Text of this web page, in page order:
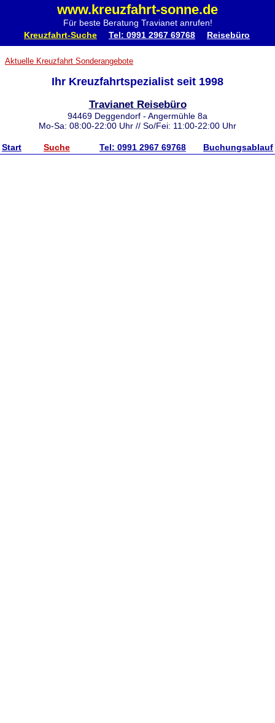
www.kreuzfahrt-sonne.de
Für beste Beratung Travianet anrufen!
Kreuzfahrt-Suche Tel: 0991 2967 69768 Reisebüro
Aktuelle Kreuzfahrt Sonderangebote
Ihr Kreuzfahrtspezialist seit 1998
Travianet Reisebüro
94469 Deggendorf - Angermühle 8a
Mo-Sa: 08:00-22:00 Uhr // So/Fei: 11:00-22:00 Uhr
Start Suche Tel: 0991 2967 69768 Buchungsablauf